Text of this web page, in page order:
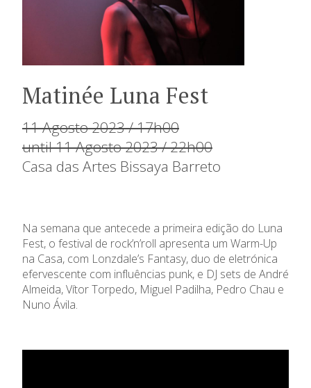
Matinée Luna Fest
11 Agosto 2023 / 17h00
until 11 Agosto 2023 / 22h00
Casa das Artes Bissaya Barreto
Na semana que antecede a primeira edição do Luna
Fest, o festival de rock’n’roll apresenta um Warm-Up
na Casa, com Lonzdale’s Fantasy, duo de eletrónica
efervescente com influências punk, e DJ sets de André
Almeida, Vítor Torpedo, Miguel Padilha, Pedro Chau e
Nuno Ávila.